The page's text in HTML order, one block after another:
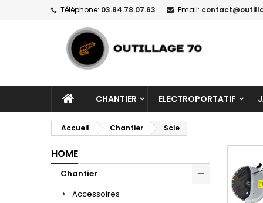
Téléphone: 03.84.78.07.63 Email:
CHANTIER ELECTROPORTATIF
Accueil Chantier Scie
HOME
Chantier
Accessoires